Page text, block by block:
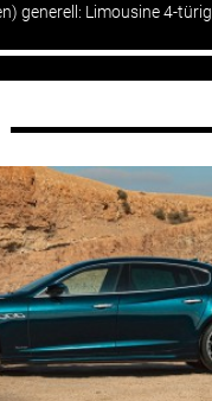
generell: Limousine 4-türig